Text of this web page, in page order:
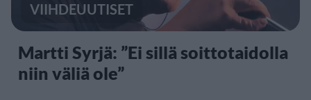
VIIHDEUUTISET
Martti Syrjä: ”Ei sillä soittotaidolla
niin väliä ole”